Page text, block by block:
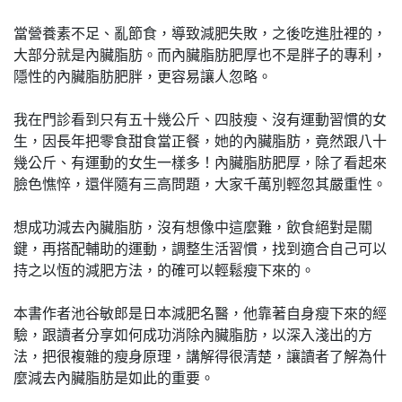
當營養素不足、亂節食，導致減肥失敗，之後吃進肚裡的，
大部分就是內臟脂肪。而內臟脂肪肥厚也不是胖子的專利，
隱性的內臟脂肪肥胖，更容易讓人忽略。
我在門診看到只有五十幾公斤、四肢瘦、沒有運動習慣的女
生，因長年把零食甜食當正餐，她的內臟脂肪，竟然跟八十
幾公斤、有運動的女生一樣多！內臟脂肪肥厚，除了看起來
臉色憔悴，還伴隨有三高問題，大家千萬別輕忽其嚴重性。
想成功減去內臟脂肪，沒有想像中這麼難，飲食絕對是關
鍵，再搭配輔助的運動，調整生活習慣，找到適合自己可以
持之以恆的減肥方法，的確可以輕鬆瘦下來的。
本書作者池谷敏郎是日本減肥名醫，他靠著自身瘦下來的經
驗，跟讀者分享如何成功消除內臟脂肪，以深入淺出的方
法，把很複雜的瘦身原理，講解得很清楚，讓讀者了解為什
麼減去內臟脂肪是如此的重要。